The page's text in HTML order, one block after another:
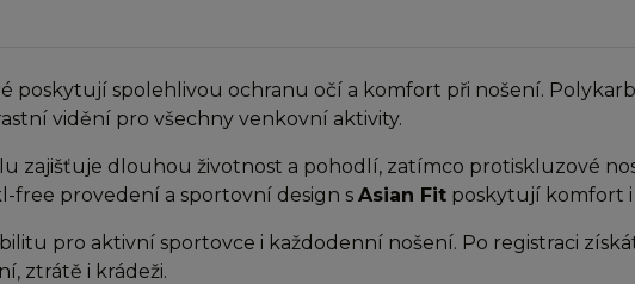
poskytují spolehlivou ochranu očí a komfort při nošení.
vidění pro všechny venkovní aktivity.
zajišťuje dlouhou životnost a pohodlí, zatímco protiskluzové
free provedení a sportovní design s Asian Fit poskytují komfort
pro aktivní sportovce i každodenní nošení. Po registraci
ztrátě i krádeži.